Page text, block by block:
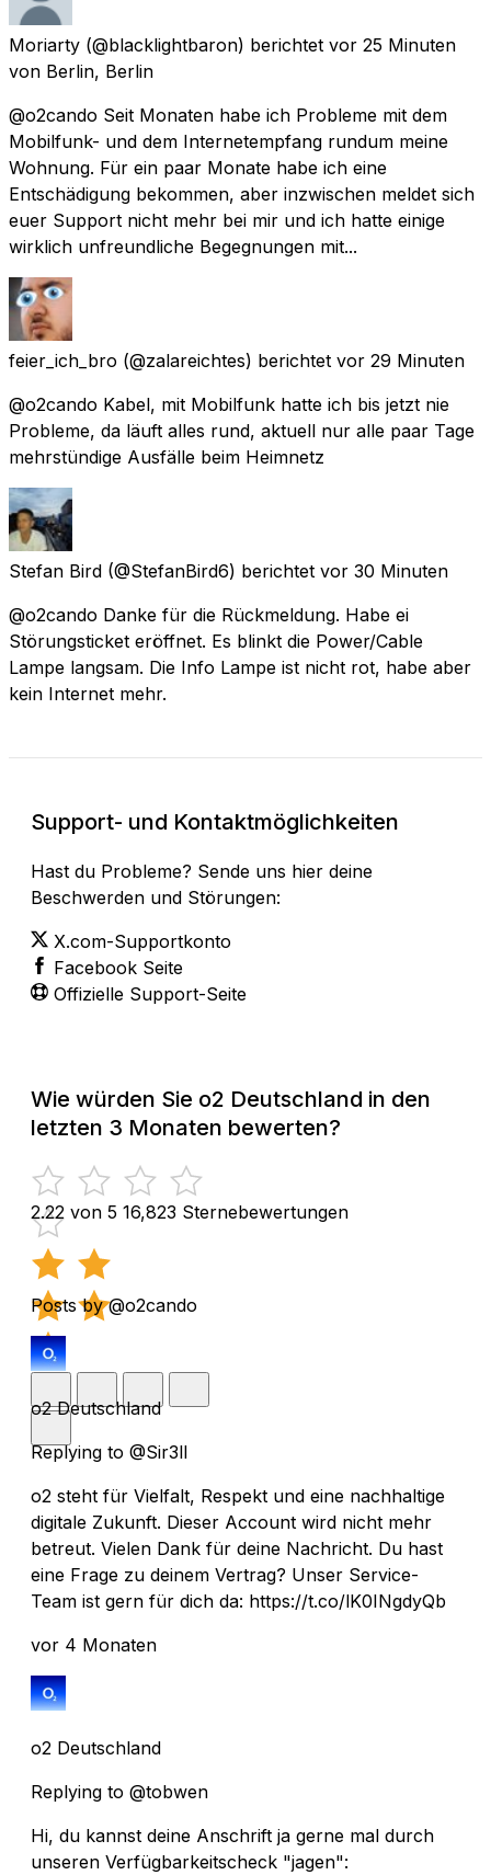
Moriarty (@blacklightbaron) berichtet vor 25 Minuten
von Berlin, Berlin
@o2cando Seit Monaten habe ich Probleme mit dem
Mobilfunk- und dem Internetempfang rundum meine
Wohnung. Für ein paar Monate habe ich eine
Entschädigung bekommen, aber inzwischen meldet sich
euer Support nicht mehr bei mir und ich hatte einige
wirklich unfreundliche Begegnungen mit...
feier_ich_bro (@zalareichtes) berichtet vor 29 Minuten
@o2cando Kabel, mit Mobilfunk hatte ich bis jetzt nie
Probleme, da läuft alles rund, aktuell nur alle paar Tage
mehrstündige Ausfälle beim Heimnetz
Stefan Bird (@StefanBird6) berichtet vor 30 Minuten
@o2cando Danke für die Rückmeldung. Habe ei
Störungsticket eröffnet. Es blinkt die Power/Cable
Lampe langsam. Die Info Lampe ist nicht rot, habe aber
kein Internet mehr.
Support- und Kontaktmöglichkeiten
Hast du Probleme? Sende uns hier deine
Beschwerden und Störungen:
X.com-Supportkonto
Facebook Seite
Offizielle Support-Seite
Wie würden Sie o2 Deutschland in den
letzten 3 Monaten bewerten?
2.22 von 5 16,823 Sternebewertungen
Posts by @o2cando
o2 Deutschland
Replying to @Sir3ll
o2 steht für Vielfalt, Respekt und eine nachhaltige
digitale Zukunft. Dieser Account wird nicht mehr
betreut. Vielen Dank für deine Nachricht. Du hast
eine Frage zu deinem Vertrag? Unser Service-
Team ist gern für dich da: https://t.co/lK0INgdyQb
vor 4 Monaten
o2 Deutschland
Replying to @tobwen
Hi, du kannst deine Anschrift ja gerne mal durch
unseren Verfügbarkeitscheck "jagen":